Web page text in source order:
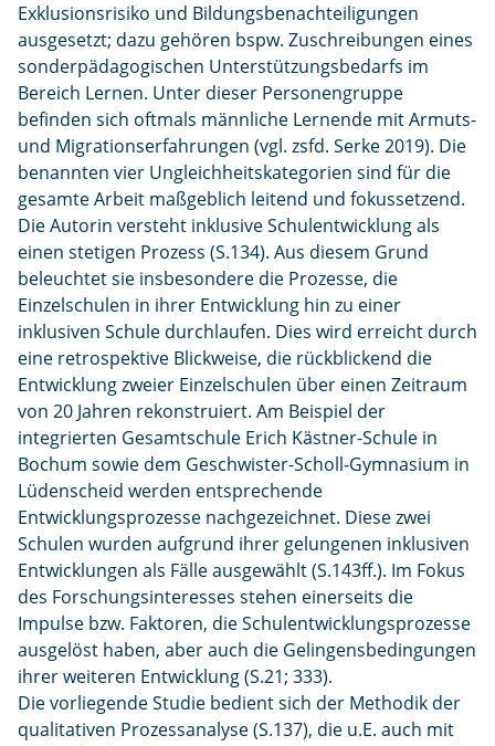
Exklusionsrisiko und Bildungsbenachteiligungen
ausgesetzt; dazu gehören bspw. Zuschreibungen eines
sonderpädagogischen Unterstützungsbedarfs im
Bereich Lernen. Unter dieser Personengruppe
befinden sich oftmals männliche Lernende mit Armuts-
und Migrationserfahrungen (vgl. zsfd. Serke 2019). Die
benannten vier Ungleichheitskategorien sind für die
gesamte Arbeit maßgeblich leitend und fokussetzend.
Die Autorin versteht inklusive Schulentwicklung als
einen stetigen Prozess (S.134). Aus diesem Grund
beleuchtet sie insbesondere die Prozesse, die
Einzelschulen in ihrer Entwicklung hin zu einer
inklusiven Schule durchlaufen. Dies wird erreicht durch
eine retrospektive Blickweise, die rückblickend die
Entwicklung zweier Einzelschulen über einen Zeitraum
von 20 Jahren rekonstruiert. Am Beispiel der
integrierten Gesamtschule Erich Kästner-Schule in
Bochum sowie dem Geschwister-Scholl-Gymnasium in
Lüdenscheid werden entsprechende
Entwicklungsprozesse nachgezeichnet. Diese zwei
Schulen wurden aufgrund ihrer gelungenen inklusiven
Entwicklungen als Fälle ausgewählt (S.143ff.). Im Fokus
des Forschungsinteresses stehen einerseits die
Impulse bzw. Faktoren, die Schulentwicklungsprozesse
ausgelöst haben, aber auch die Gelingensbedingungen
ihrer weiteren Entwicklung (S.21; 333).
Die vorliegende Studie bedient sich der Methodik der
qualitativen Prozessanalyse (S.137), die u.E. auch mit